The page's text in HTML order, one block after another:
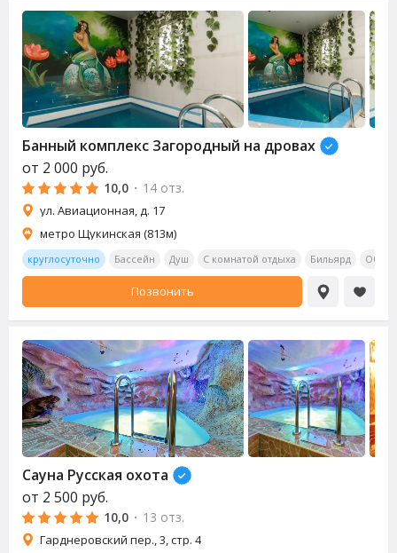
Банный комплекс Загородный на дровах
от 2 000 руб.
10,0 · 14 отз.
ул. Авиационная, д. 17
метро Щукинская (813м)
круглосуточно Бассейн Душ С комнатой отдыха Бильярд
Позвонить
Сауна Русская охота
от 2 500 руб.
10,0 · 13 отз.
Гарднеровский пер., 3, стр. 4